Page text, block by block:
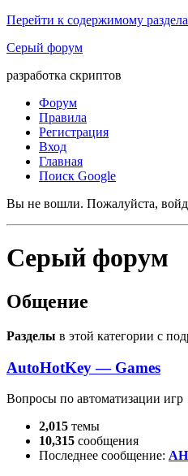
Перейти к содержимому раздела
Серый форум
разработка скриптов
Форум
Правила
Регистрация
Вход
Главная
Поиск Google
Вы не вошли. Пожалуйста,
Серый форум
Общение
Разделы в этой категории с
AutoHotKey — Games
Вопросы по автоматизации игр
2,015 темы
10,315 сообщения
Последнее сообщение: